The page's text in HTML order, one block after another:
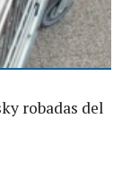
robadas del